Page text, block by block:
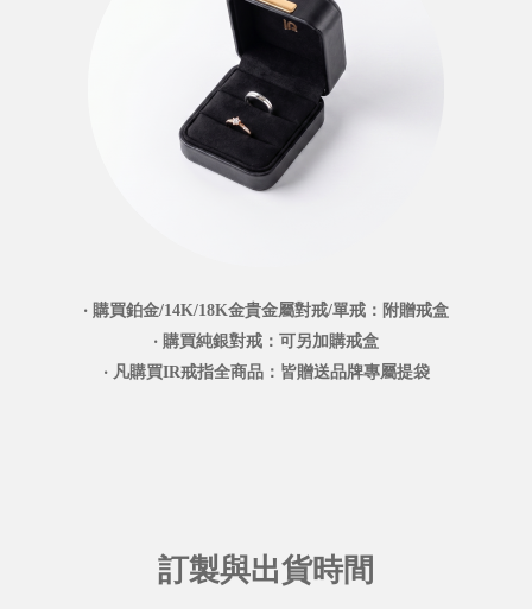
‧ 購買鉑金/14K/18K金貴金屬對戒/單戒：附贈戒盒
‧ 購買純銀對戒：可另加購戒盒
‧ 凡購買IR戒指全商品：皆贈送品牌專屬提袋
訂製與出貨時間